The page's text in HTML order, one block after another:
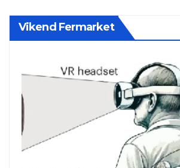
Vikend Fermarket